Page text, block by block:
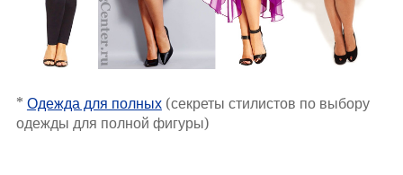
* Одежда для полных(секреты стилистов по выбору
одежды для полной фигуры)